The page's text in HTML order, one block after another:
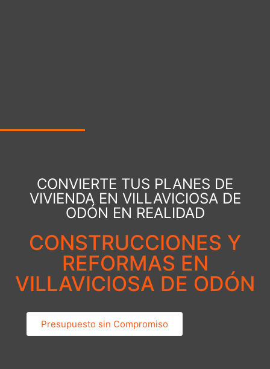
CONVIERTE TUS PLANES DE
VIVIENDA EN VILLAVICIOSA DE
ODÓN EN REALIDAD
CONSTRUCCIONES Y
REFORMAS EN
VILLAVICIOSA DE ODÓN
Presupuesto sin Compromiso